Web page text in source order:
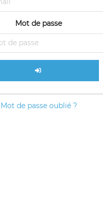
Mot de passe
Mot de passe oublié ?